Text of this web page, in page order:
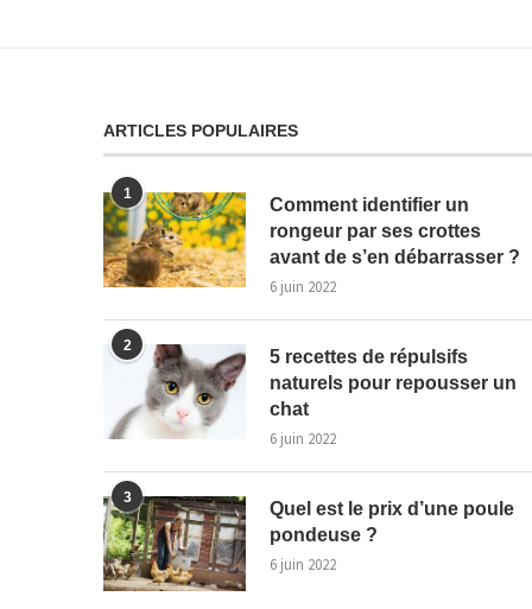
ARTICLES POPULAIRES
1
Comment identifier un
rongeur par ses crottes
avant de s’en débarrasser ?
6 juin 2022
2
5 recettes de répulsifs
naturels pour repousser un
chat
6 juin 2022
3
Quel est le prix d’une poule
pondeuse ?
6 juin 2022